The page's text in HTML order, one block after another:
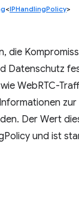
<IPHandlingPolicy>
die
Datenschutz
WebRTC-
Der Wert
und ist